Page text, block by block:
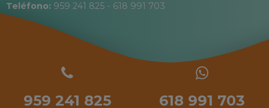
Teléfono: 959 241 825 - 618 991 703
959 241 825 618 991 703